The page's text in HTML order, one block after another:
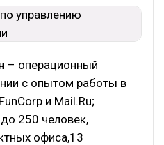
– операционный
с опытом работы в
и Mail.Ru;
250 человек,
офиса,13